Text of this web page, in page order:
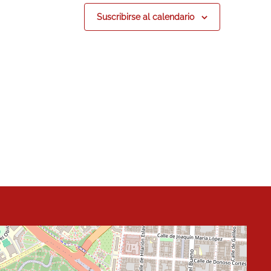
Suscribirse al calendario